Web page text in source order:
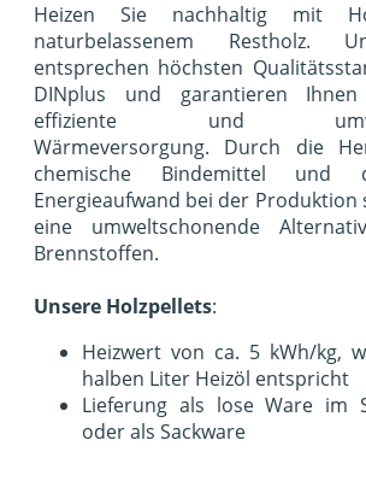
Heizen Sie nachhaltig mit
naturbelassenem Restholz.
entsprechen höchsten
DINplus und garantieren
effiziente und
Wärmeversorgung. Durch die
chemische Bindemittel und
Energieaufwand bei der Produktion
eine umweltschonende
Brennstoffen.
Unsere Holzpellets:
Heizwert von ca. 5 kWh/kg,
halben Liter Heizöl entspricht
Lieferung als lose Ware im
oder als Sackware